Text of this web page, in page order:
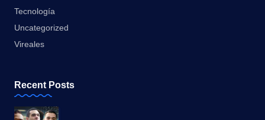
Tecnología
Uncategorized
Vireales
Recent Posts